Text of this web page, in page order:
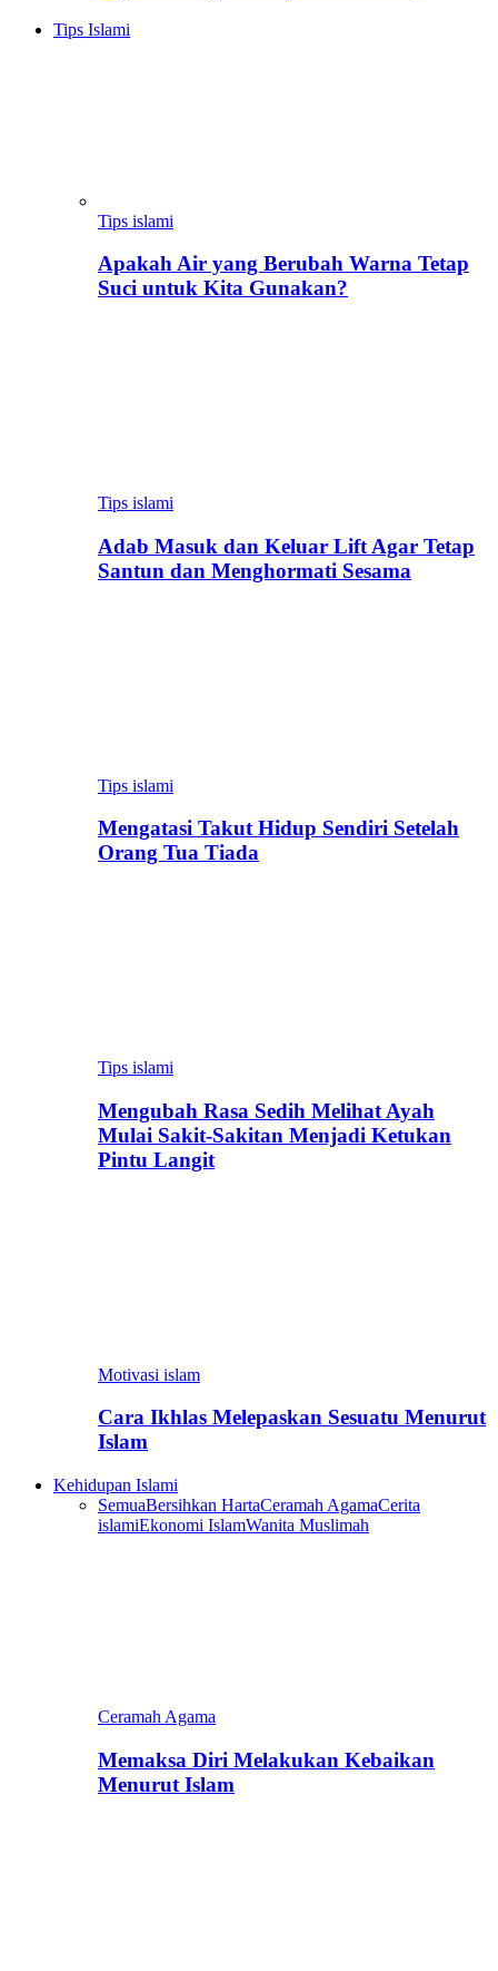
Tips Islami
Tips islami
Apakah Air yang Berubah Warna Tetap
Suci untuk Kita Gunakan?
Tips islami
Adab Masuk dan Keluar Lift Agar Tetap
Santun dan Menghormati Sesama
Tips islami
Mengatasi Takut Hidup Sendiri Setelah
Orang Tua Tiada
Tips islami
Mengubah Rasa Sedih Melihat Ayah
Mulai Sakit-Sakitan Menjadi Ketukan
Pintu Langit
Motivasi islam
Cara Ikhlas Melepaskan Sesuatu Menurut
Islam
Kehidupan Islami
SemuaBersihkan HartaCeramah AgamaCerita
islamiEkonomi IslamWanita Muslimah
Ceramah Agama
Memaksa Diri Melakukan Kebaikan
Menurut Islam